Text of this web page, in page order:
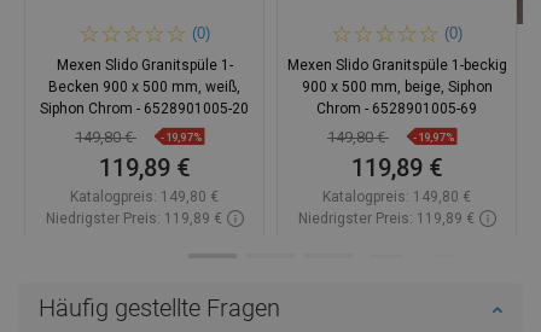
Häufig gestellte Fragen
(0)
Mexen Slido Granitspüle 1-
Becken 900 x 500 mm, weiß,
Siphon Chrom - 6528901005-20
149,80 € -19,97%
119,89 €
Katalogpreis: 149,80 €
Niedrigster Preis: 119,89 €
(0)
Mexen Slido Granitspüle 1-beckig
900 x 500 mm, beige, Siphon
Chrom - 6528901005-69
149,80 € -19,97%
119,89 €
Katalogpreis: 149,80 €
Niedrigster Preis: 119,89 €